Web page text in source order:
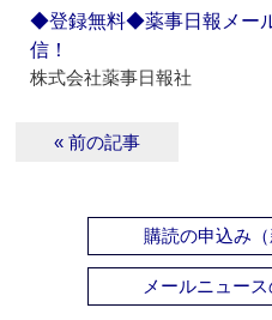
◆登録無料◆薬事日報メー
信！
株式会社薬事日報社
« 前の記事
購読の申込み（
メールニュース